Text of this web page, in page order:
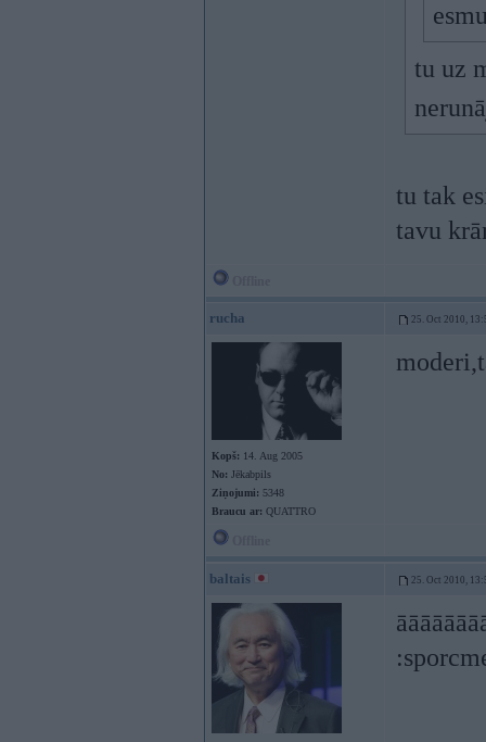
tu uz
tu tak
tavu
rucha 25. Oct 2010,
Kopš: 14. Aug 2005
No: Jēkabpils
Ziņojumi: 5348
Braucu ar: QUATTRO
baltais 25. Oct 2010,